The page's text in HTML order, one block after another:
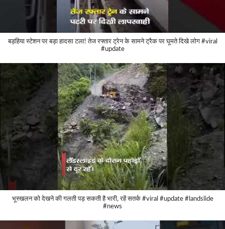
बड़हिया स्टेशन पर बड़ा हादसा टला! तेज रफ्तार ट्रेन के सामने ट्रैक पर घूमते दिखे लोग #viral
#update
भूस्खलन को देखने की गलती पड़ सकती है भारी, रहें सतर्क #viral #update #landslide
#news